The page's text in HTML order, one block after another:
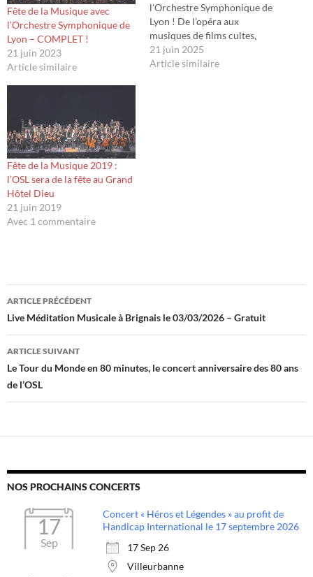
Fête de la Musique avec
l’Orchestre Symphonique de
Lyon – COMPLET !
21 juin 2023
Article similaire
l'Orchestre Symphonique de
Lyon ! De l’opéra aux
musiques de films cultes,
célébrez la diversité musicale
lors de deux concerts
21 juin 2025
Article similaire
Fête de la Musique 2019 :
l’OSL sera de la fête au Grand
Hôtel Dieu
21 juin 2019
Avec 1 commentaire
Navigation
des
articles
ARTICLE PRÉCÉDENT
Live Méditation Musicale à Brignais le 03/03/2026 – Gratuit
ARTICLE SUIVANT
Le Tour du Monde en 80 minutes, le concert anniversaire des 80 ans
de l’OSL
NOS PROCHAINS CONCERTS
17
Sep
Concert « Héros et Légendes » au profit de
Handicap International le 17 septembre 2026
17 Sep 26
Villeurbanne